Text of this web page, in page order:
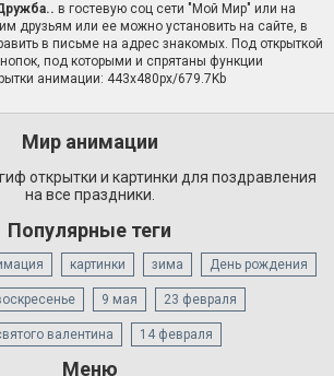
в гостевую соц сети "Мой Мир" или на
друзьям или ее можно установить на сайте, в
в письме на адрес знакомых. Под открыткой
под которыми и спрятаны функции
анимации: 443x480px/679.7Kb
Мир анимации
открытки и картинки для поздравления
на все праздники.
Популярные теги
картинки зима День рождения
9 мая 23 февраля
валентина 14 февраля
Меню